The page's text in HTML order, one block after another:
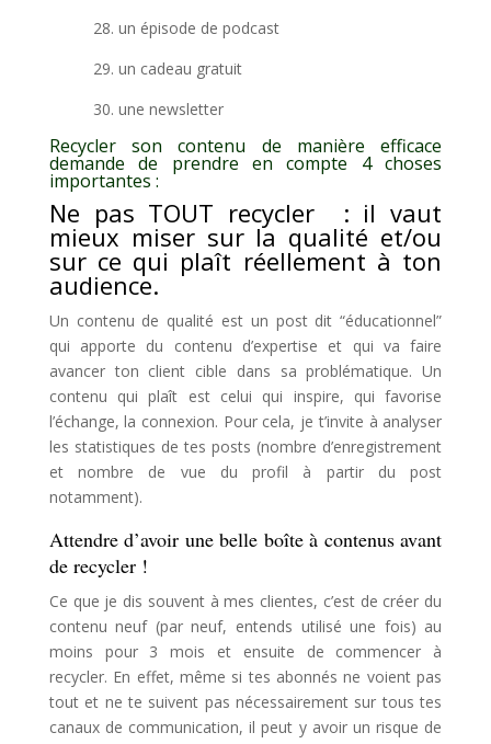
28. un épisode de podcast
29. un cadeau gratuit
30. une newsletter
Recycler son contenu de manière efficace
demande de prendre en compte 4 choses
importantes :
Ne pas TOUT recycler : il vaut
mieux miser sur la qualité et/ou
sur ce qui plaît réellement à ton
audience.
Un contenu de qualité est un post dit “éducationnel”
qui apporte du contenu d’expertise et qui va faire
avancer ton client cible dans sa problématique. Un
contenu qui plaît est celui qui inspire, qui favorise
l’échange, la connexion. Pour cela, je t’invite à analyser
les statistiques de tes posts (nombre d’enregistrement
et nombre de vue du profil à partir du post
notamment).
Attendre d’avoir une belle boîte à contenus avant
de recycler !
Ce que je dis souvent à mes clientes, c’est de créer du
contenu neuf (par neuf, entends utilisé une fois) au
moins pour 3 mois et ensuite de commencer à
recycler. En effet, même si tes abonnés ne voient pas
tout et ne te suivent pas nécessairement sur tous tes
canaux de communication, il peut y avoir un risque de